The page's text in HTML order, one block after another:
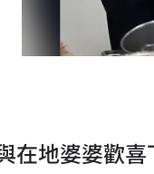
在地婆婆歡